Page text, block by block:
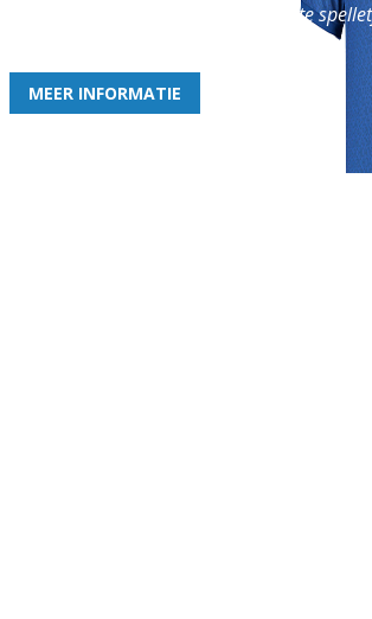
en geniet iedere week van het leukste
MEER INFORMATIE